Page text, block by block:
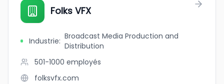
Folks VFX
Industrie: Broadcast Media Production and
Distribution
501-1000 employés
folksvfx.com